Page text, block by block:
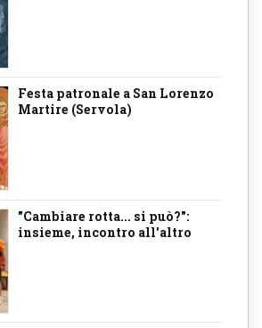
Festa patronale a San Lorenzo
Martire (Servola)
"Cambiare rotta... si può?":
insieme, incontro all'altro